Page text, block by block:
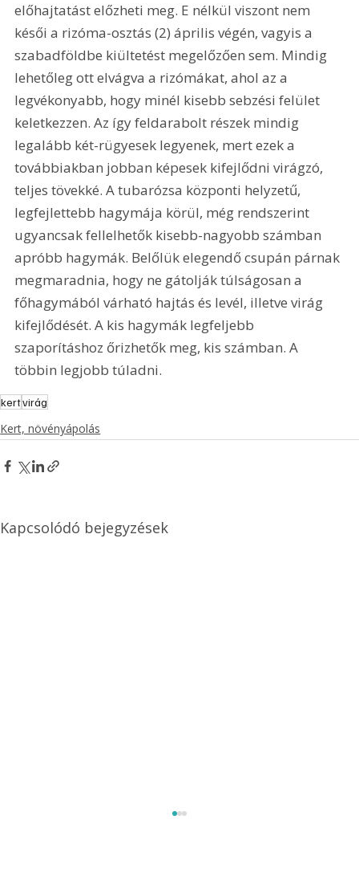
előhajtatást előzheti meg. E nélkül viszont nem
késői a rizóma-osztás (2) április végén, vagyis a
szabadföldbe kiültetést megelőzően sem. Mindig
lehetőleg ott elvágva a rizómákat, ahol az a
legvékonyabb, hogy minél kisebb sebzési felület
keletkezzen. Az így feldarabolt részek mindig
legalább két-rügyesek legyenek, mert ezek a
továbbiakban jobban képesek kifejlődni virágzó,
teljes tövekké. A tubarózsa központi helyzetű,
legfejlettebb hagymája körül, még rendszerint
ugyancsak fellelhetők kisebb-nagyobb számban
apróbb hagymák. Belőlük elegendő csupán párnak
megmaradnia, hogy ne gátolják túlságosan a
főhagymából várható hajtás és levél, illetve virág
kifejlődését. A kis hagymák legfeljebb
szaporításhoz őrizhetők meg, kis számban. A
többin legjobb túladni.
kertvirág
Kert, növényápolás
Kapcsolódó bejegyzések